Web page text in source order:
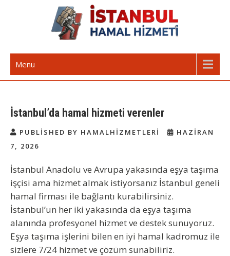
İstanbul Günlük Hamal | Hamal
Arıyorum Hamal Lazım
Menu
İstanbul’da hamal hizmeti verenler
PUBLISHED BY HAMALHIZMETLERI
HAZIRAN
7, 2026
İstanbul Anadolu ve Avrupa yakasında eşya taşıma
işçisi ama hizmet almak istiyorsanız İstanbul geneli
hamal firması ile bağlantı kurabilirsiniz.
İstanbul’un her iki yakasında da eşya taşıma
alanında profesyonel hizmet ve destek sunuyoruz.
Eşya taşıma işlerini bilen en iyi hamal kadromuz ile
sizlere 7/24 hizmet ve çözüm sunabiliriz.